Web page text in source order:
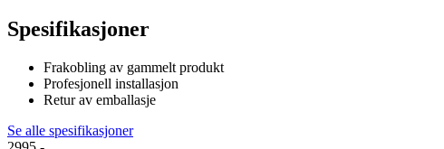
Spesifikasjoner
Frakobling av gammelt produkt
Profesjonell installasjon
Retur av emballasje
Se alle spesifikasjoner